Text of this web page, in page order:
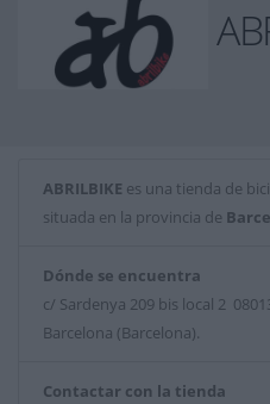
ABRILBIKE es una tienda de
situada en la provincia de
Dónde se encuentra
c/ Sardenya 209 bis local 2
Barcelona (Barcelona).
Contactar con la tienda